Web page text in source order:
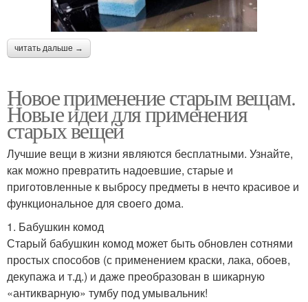
читать дальше →
Новое применение старым вещам.
Новые идеи для применения
старых вещей
Лучшие вещи в жизни являются бесплатными. Узнайте,
как можно превратить надоевшие, старые и
приготовленные к выбросу предметы в нечто красивое и
функциональное для своего дома.
1. Бабушкин комод
Старый бабушкин комод может быть обновлен сотнями
простых способов (с применением краски, лака, обоев,
декупажа и т.д.) и даже преобразован в шикарную
«антикварную» тумбу под умывальник!